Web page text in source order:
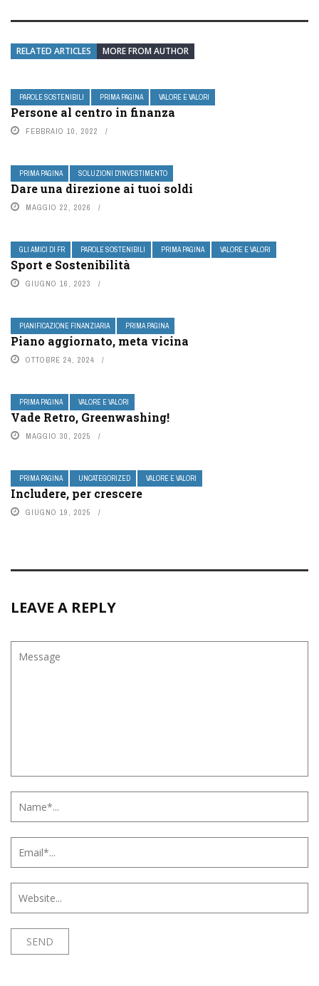
RELATED ARTICLES MORE FROM AUTHOR
PAROLE SOSTENIBILI PRIMA PAGINA VALORE E VALORI
Persone al centro in finanza
FEBBRAIO 10, 2022
PRIMA PAGINA SOLUZIONI D'INVESTIMENTO
Dare una direzione ai tuoi soldi
MAGGIO 22, 2026
GLI AMICI DI FR PAROLE SOSTENIBILI PRIMA PAGINA VALORE E VALORI
Sport e Sostenibilità
GIUGNO 16, 2023
PIANIFICAZIONE FINANZIARIA PRIMA PAGINA
Piano aggiornato, meta vicina
OTTOBRE 24, 2024
PRIMA PAGINA VALORE E VALORI
Vade Retro, Greenwashing!
MAGGIO 30, 2025
PRIMA PAGINA UNCATEGORIZED VALORE E VALORI
Includere, per crescere
GIUGNO 19, 2025
LEAVE A REPLY